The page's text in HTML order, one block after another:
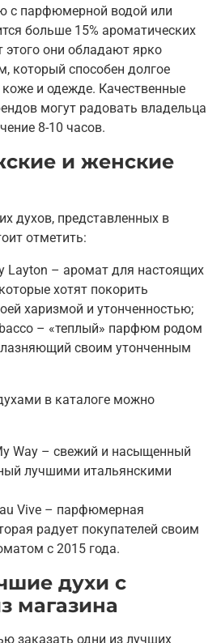
с парфюмерной водой или
больше 15% ароматических
этого они обладают ярко
который способен долгое
и одежде. Качественные
могут радовать владельца
8-10 часов.
и женские
духов, представленных в
отметить:
Layton – аромат для настоящих
хотят покорить
харизмой и утонченностью;
– «теплый» парфюм родом
своим утонченным
в каталоге можно
Way – свежий и насыщенный
лучшими итальянскими
Vive – парфюмерная
радует покупателей своим
с 2015 года.
духи с
магазина
заказать одни из лучших